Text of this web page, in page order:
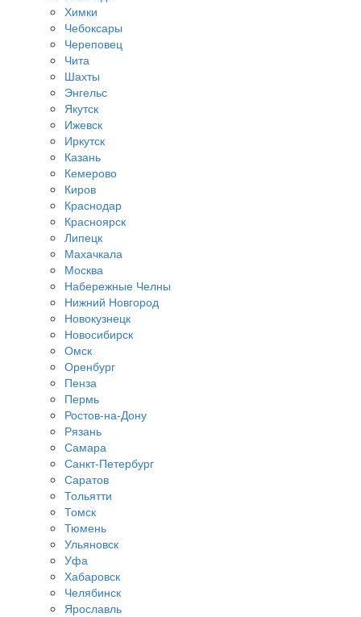
Химки
Чебоксары
Череповец
Чита
Шахты
Энгельс
Якутск
Ижевск
Иркутск
Казань
Кемерово
Киров
Краснодар
Красноярск
Липецк
Махачкала
Москва
Набережные Челны
Нижний Новгород
Новокузнецк
Новосибирск
Омск
Оренбург
Пенза
Пермь
Ростов-на-Дону
Рязань
Самара
Санкт-Петербург
Саратов
Тольятти
Томск
Тюмень
Ульяновск
Уфа
Хабаровск
Челябинск
Ярославль